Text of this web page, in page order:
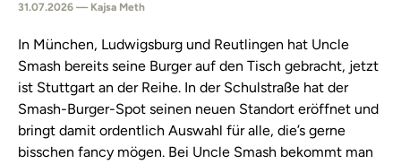
31.07.2026 — Kajsa Meth
In München, Ludwigsburg und Reutlingen hat Uncle
Smash bereits seine Burger auf den Tisch gebracht, jetzt
ist Stuttgart an der Reihe. In der Schulstraße hat der
Smash-Burger-Spot seinen neuen Standort eröffnet und
bringt damit ordentlich Auswahl für alle, die’s gerne
bisschen fancy mögen. Bei Uncle Smash bekommt man